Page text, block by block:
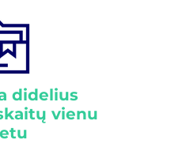
didelius
vienu